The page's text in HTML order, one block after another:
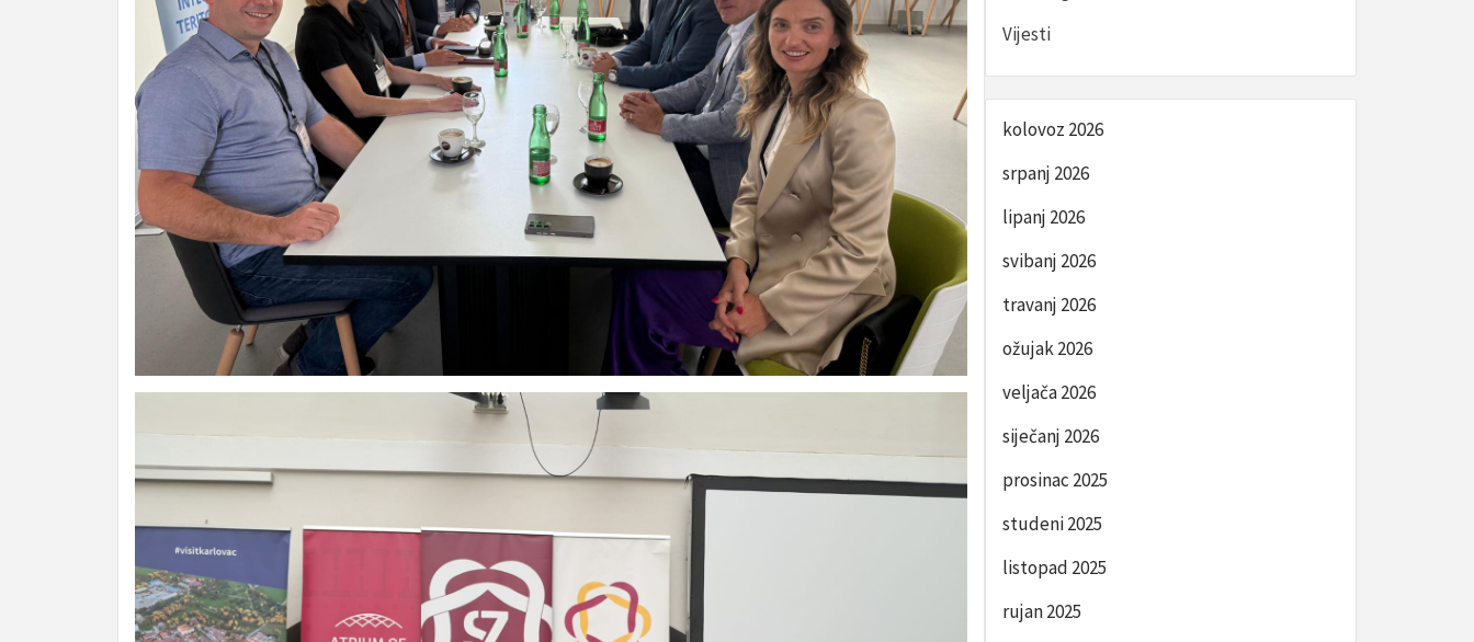
Vijesti
kolovoz 2026
srpanj 2026
lipanj 2026
svibanj 2026
travanj 2026
ožujak 2026
veljača 2026
siječanj 2026
prosinac 2025
studeni 2025
listopad 2025
rujan 2025